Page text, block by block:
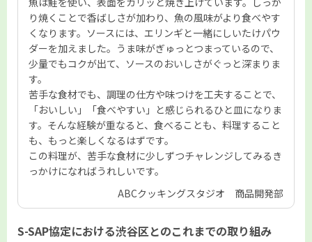
り焼くことで香ばしさが加わり、魚の風味がより食べやす
くなります。ソースには、エリンギと一緒にしいたけパウ
ダーを加えました。うま味がぎゅっとつまっているので、
少量でもコクが出て、ソースのおいしさがぐっと深まりま
す。
苦手な食材でも、調理の仕方や味つけを工夫することで、
「おいしい」「食べやすい」と感じられるひと皿になりま
す。そんな経験が重なると、食べることも、料理すること
も、もっと楽しくなるはずです。
この料理が、苦手な食材に少しずつチャレンジしてみるき
っかけになればうれしいです。
ABCクッキングスタジオ 商品開発部
S-SAP協定における渋谷区とのこれまでの取り組み